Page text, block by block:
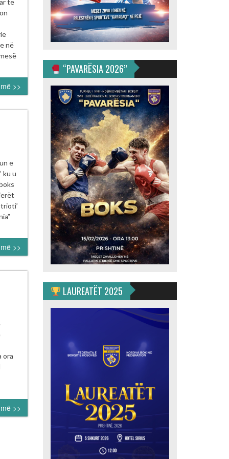
në
>>
e
ku u
>>
ora
>>
“PAVARËSIA 2026”
LAUREATËT 2025